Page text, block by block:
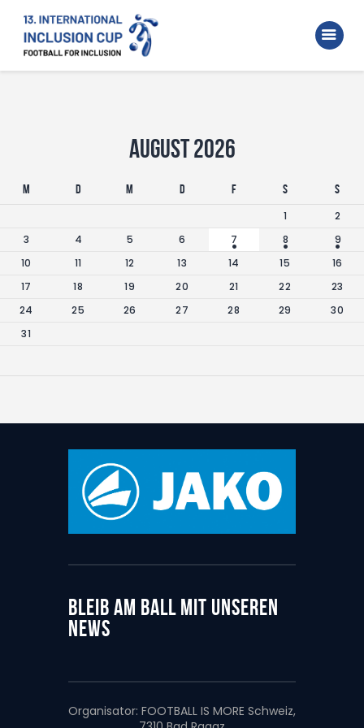
Home
Walking Football Turnier
UnterstützerAugust 2026
M D M D F S
S
1
2
3
4 5 6 7 8
9
10
11 12 13 14 15
16
17
18 19 20 21 22
23
24
25 26 27 28 29
30
31
BLEIB AM BALL MIT UNSEREN
NEWS
Organisator: FOOTBALL IS MORE Schweiz,